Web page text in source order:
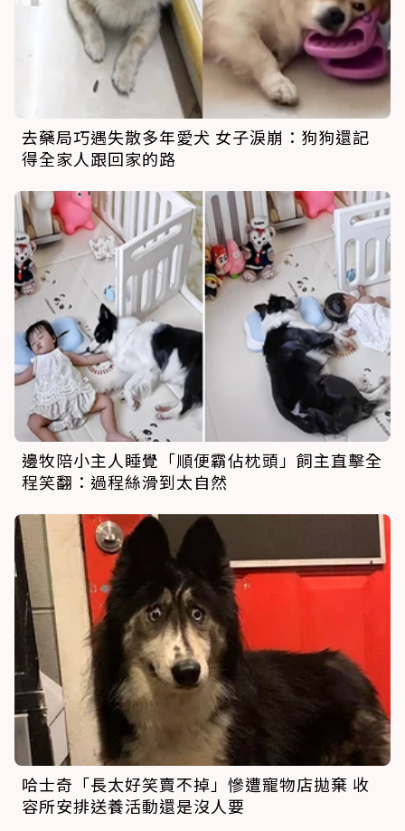
去藥局巧遇失散多年愛犬 女子淚崩：狗狗還記
得全家人跟回家的路
邊牧陪小主人睡覺「順便霸佔枕頭」飼主直擊全
程笑翻：過程絲滑到太自然
哈士奇「長太好笑賣不掉」慘遭寵物店拋棄 收
容所安排送養活動還是沒人要